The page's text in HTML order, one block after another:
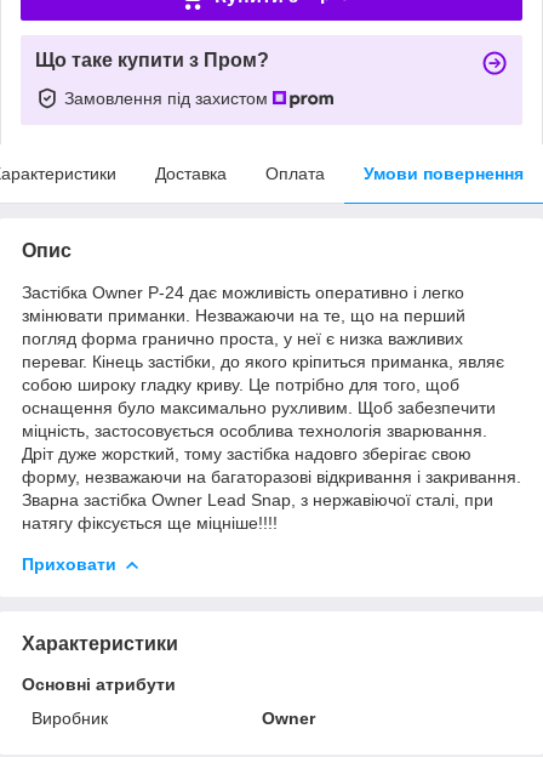
Що таке купити з Пром?
Замовлення під захистом
Доставка Оплата Умови повернення
Опис
Застібка Owner P-24 дає можливість оперативно і легко
змінювати приманки. Незважаючи на те, що на перший
погляд форма гранично проста, у неї є низка важливих
переваг. Кінець застібки, до якого кріпиться приманка, являє
собою широку гладку криву. Це потрібно для того, щоб
оснащення було максимально рухливим. Щоб забезпечити
міцність, застосовується особлива технологія зварювання.
Дріт дуже жорсткий, тому застібка надовго зберігає свою
форму, незважаючи на багаторазові відкривання і закривання.
Зварна застібка Owner Lead Snap, з нержавіючої сталі, при
натягу фіксується ще міцніше!!!!
Приховати
Характеристики
Основні атрибути
Виробник
Owner